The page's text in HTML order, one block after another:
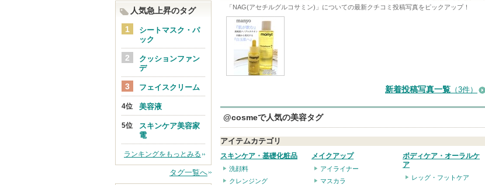
「NAG(アセチルグルコサミン) 」についての最新クチコミ投稿写真をピックアップ！
新着投稿写真一覧 （3件）
@cosmeで人気の美容タグ
アイテムカテゴリ
スキンケア・基礎化粧品
洗顔料
クレンジング
メイクアップ
アイライナー
マスカラ
ボディケア・オーラルケ
ア
レッグ・フットケア
人気急上昇のタグ
シートマスク・パ
ック
クッションファン
デ
フェイスクリーム
美容液
スキンケア美容家
電
ランキングをもっとみる
タグ一覧へ